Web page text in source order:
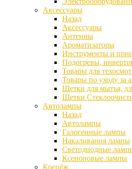
Аксессуары
Назад
Аксессуары
Антенны
Ароматизаторы
Инструменты и
Подогревы,
Товары для
Товары по уходу за
Щетки для мытья,
Щетки
Автолампы
Назад
Автолампы
Галогенные лампы
Накаливания лампы
Светодиодные
Ксеноновые лампы
Крепёж